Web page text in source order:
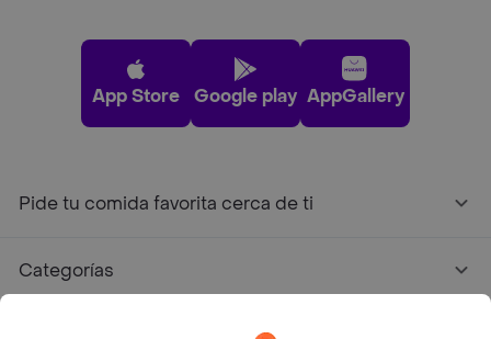
App Store Google play AppGallery
Pide tu comida favorita cerca de ti
Categorías